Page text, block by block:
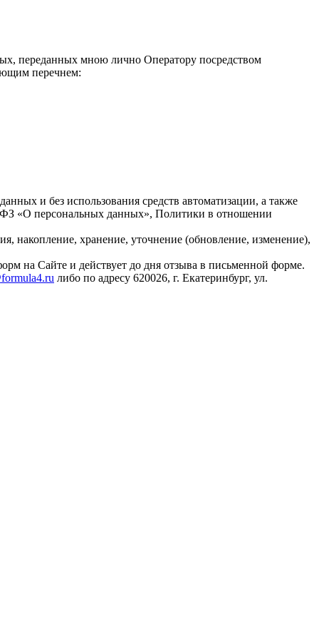
переданных мною лично Оператору посредством
перечнем:
и без использования средств автоматизации, а также
ФЗ «О персональных данных», Политики в отношении
накопление, хранение, уточнение (обновление, изменение),
на Сайте и действует до дня отзыва в письменной форме.
либо по адресу 620026, г. Екатеринбург, ул.